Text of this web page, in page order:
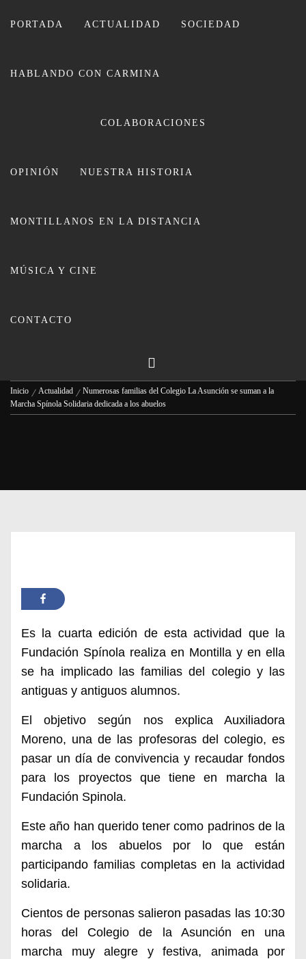
PORTADA ACTUALIDAD SOCIEDAD
HABLANDO CON CARMINA
COLABORACIONES
OPINIÓN NUESTRA HISTORIA
MONTILLANOS EN LA DISTANCIA
MÚSICA Y CINE
CONTACTO
CARMINA LEIVA
Numerosas familias del Colegio La
abuelos
Carmina Leiva
Inicio Actualidad
Numerosas familias del Colegio La Asunción se suman a la
Marcha Spínola Solidaria dedicada a los abuelos
Es
la cuarta edición de esta actividad que la
Fundación Spínola realiza en Montilla y en ella
se ha implicadolas familias del colegio y las
antiguas y antiguos alumnos.
El objetivosegún nos explica Auxiliadora
Moreno, una de las profesoras del colegio, es
pasar un día de convivencia y recaudar fondos
para los proyectos que tiene en marcha la
Fundación Spinola.
Este año han querido tener como padrinos de la
marcha a los abuelos por lo que están
participando familias completas en la actividad
solidaria.
Cientos de personas salieron pasadas las 10:30
horas del Colegio de la Asunción en una
marcha muy alegre y festiva, animada por